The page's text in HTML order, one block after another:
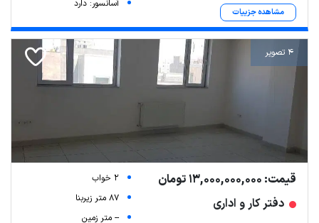
مشاهده جزییات
آسانسور: دارد
4 تصویر
قیمت: 13,000,000,000 تومان
دفتر کار و اداری
2 خواب
87 متر زیربنا
-- متر زمین